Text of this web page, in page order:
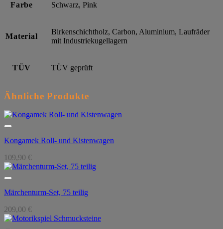
Farbe Schwarz, Pink
Material
Birkenschichtholz, Carbon, Aluminium, Laufräder
mit Industriekugellagern
TÜV TÜV geprüft
Ähnliche Produkte
Kongamek Roll- und Kistenwagen
109,90 €
Märchenturm-Set, 75 teilig
209,00 €